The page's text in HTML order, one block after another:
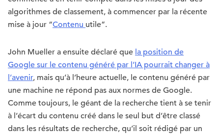
algorithmes de classement, à commencer par la récente
mise à jour “Contenu utile”.
John Mueller a ensuite déclaré que la position de
Google sur le contenu généré par l’IA pourrait changer à
l’avenir, mais qu’à l’heure actuelle, le contenu généré par
une machine ne répond pas aux normes de Google.
Comme toujours, le géant de la recherche tient à se tenir
à l’écart du contenu créé dans le seul but d’être classé
dans les résultats de recherche, qu’il soit rédigé par un